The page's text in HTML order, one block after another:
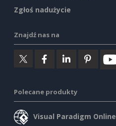
Zgłoś nadużycie
Znajdź nas na
Polecane produkty
Visual Paradigm Online